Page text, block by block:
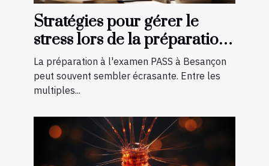
Stratégies pour gérer le
stress lors de la préparation
à l'examen PASS à Besançon
La préparation à l'examen PASS à Besançon
peut souvent sembler écrasante. Entre les
multiples...